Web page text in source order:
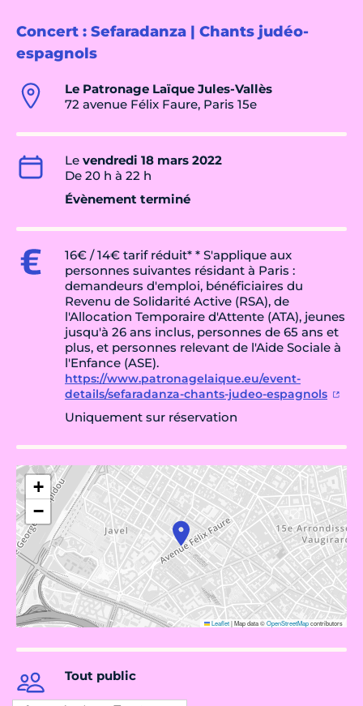
Concert : Sefaradanza | Chants judéo-
espagnols
Le Patronage Laïque Jules-Vallès
72 avenue Félix Faure, Paris 15e
Le vendredi 18 mars 2022
De 20 h à 22 h
Évènement terminé
16€ / 14€ tarif réduit* * S'applique aux
personnes suivantes résidant à Paris :
demandeurs d'emploi, bénéficiaires du
Revenu de Solidarité Active (RSA), de
l'Allocation Temporaire d'Attente (ATA), jeunes
jusqu'à 26 ans inclus, personnes de 65 ans et
plus, et personnes relevant de l'Aide Sociale à
l'Enfance (ASE).
https://www.patronagelaique.eu/event-
details/sefaradanza-chants-judeo-espagnols
Uniquement sur réservation
+
−
Leaflet|Map data ©OpenStreetMapcontributors
Tout public